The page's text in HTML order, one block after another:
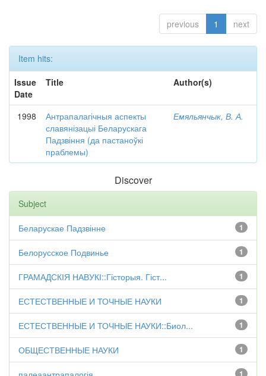
previous 1 next
Item hits:
Issue
Date
Title Author(s)
1998
Антрапалагічныя аспекты
славянізацыі Беларускага
Падзвіння (да пастаноўкі
праблемы)
Емяльянчык, В. А.
Discover
Subject
1
Беларускае Падзвінне
1
Белорусское Подвинье
1
ГРАМАДСКІЯ НАВУКІ::Гісторыя. Гіст...
1
ЕСТЕСТВЕННЫЕ И ТОЧНЫЕ НАУКИ
1
ЕСТЕСТВЕННЫЕ И ТОЧНЫЕ НАУКИ::Биол...
1
ОБЩЕСТВЕННЫЕ НАУКИ
1